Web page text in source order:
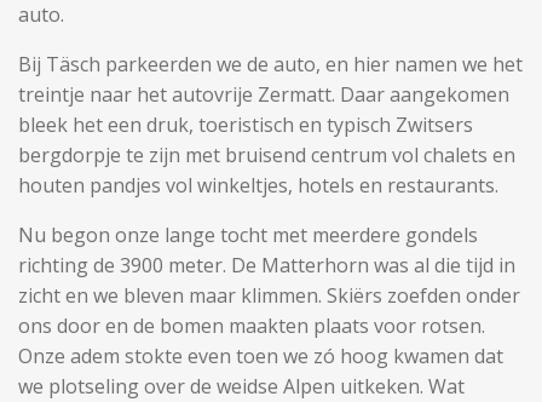
auto.
Bij Täsch parkeerden we de auto, en hier namen we het
treintje naar het autovrije Zermatt. Daar aangekomen
bleek het een druk, toeristisch en typisch Zwitsers
bergdorpje te zijn met bruisend centrum vol chalets en
houten pandjes vol winkeltjes, hotels en restaurants.
Nu begon onze lange tocht met meerdere gondels
richting de 3900 meter. De Matterhorn was al die tijd in
zicht en we bleven maar klimmen. Skiërs zoefden onder
ons door en de bomen maakten plaats voor rotsen.
Onze adem stokte even toen we zó hoog kwamen dat
we plotseling over de weidse Alpen uitkeken. Wat